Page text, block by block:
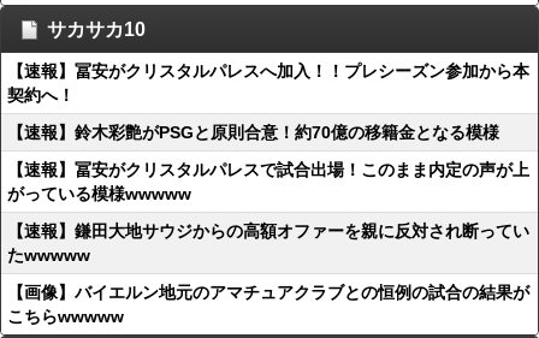
サカサカ10
【速報】冨安がクリスタルパレスへ加入！！プレシーズン参加から本
契約へ！
【速報】鈴木彩艶がPSGと原則合意！約70億の移籍金となる模様
【速報】冨安がクリスタルパレスで試合出場！このまま内定の声が上
がっている模様wwwww
【速報】鎌田大地サウジからの高額オファーを親に反対され断ってい
たwwwww
【画像】バイエルン地元のアマチュアクラブとの恒例の試合の結果が
こちらwwwww